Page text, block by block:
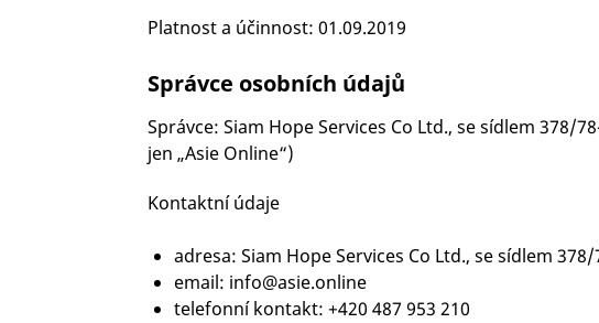
Platnost a účinnost: 01.09.2019
Správce osobních údajů
Správce: Siam Hope Services Co Ltd., se sídlem 378/
jen „Asie Online“)
Kontaktní údaje
adresa: Siam Hope Services Co Ltd., se sídlem
email: info@asie.online
telefonní kontakt: +420 487 953 210